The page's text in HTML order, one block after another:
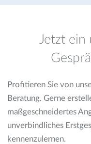
Jetzt ein
Profitieren Sie von
Beratung. Gerne
maßgeschneidertes
unverbindliches
kennenzulernen.